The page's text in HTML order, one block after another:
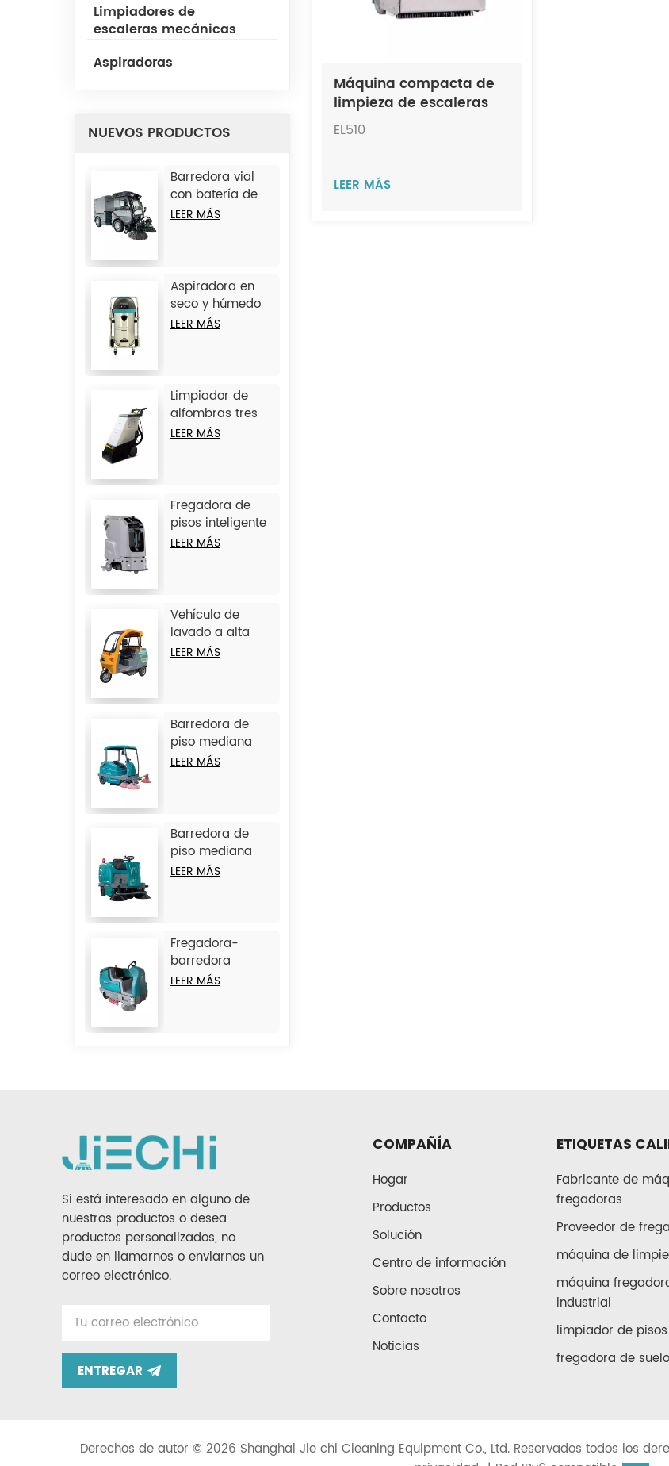
Limpiadores de
escaleras mecánicas
Aspiradoras
NUEVOS PRODUCTOS
Barredora vial
con batería de
litio JC-D9
LEER MÁS
Aspiradora en
seco y húmedo
de hierro JC1245
LEER MÁS
Limpiador de
alfombras tres
en uno JIECHI
LEER MÁS
Fregadora de
pisos inteligente
sin conductor
LEER MÁS
Vehículo de
lavado a alta
presión de 3
LEER MÁS
Barredora de
piso mediana
con operador a
LEER MÁS
Barredora de
piso mediana
con operador a
LEER MÁS
Fregadora-
barredora
combinada de
LEER MÁS
Máquina compacta de
limpieza de escaleras
mecánicas en seco y
húmedo JIECHI EL510
EL510
LEER MÁS
Si está interesado en alguno de
nuestros productos o desea
productos personalizados, no
dude en llamarnos o enviarnos un
correo electrónico.
ENTREGAR
COMPAÑÍA
Hogar
Productos
Solución
Centro de información
Sobre nosotros
Contacto
Noticias
ETIQUETAS
Fabricante de
fregadoras
Proveedor de
máquina de
máquina
industrial
limpiador de
fregadora de
Derechos de autor © 2026 Shanghai Jie chi Cleaning Equipment Co., Ltd. Reservados todos los